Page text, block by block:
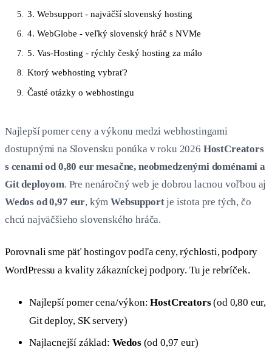
5. 3. Websupport - najväčší slovenský hosting
6. 4. WebGlobe - veľký slovenský hráč s NVMe
7. 5. Vas-Hosting - rýchly český hosting za málo
8. Ktorý webhosting vybrať?
9. Časté otázky o webhostingu
Najlepší pomer ceny a výkonu medzi webhostingami
dostupnými na Slovensku ponúka v roku 2026 HostCreators
s cenami od 0,80 eur mesačne, neobmedzenými doménami a
Git deployom. Pre nenáročný web je dobrou lacnou voľbou aj
Wedos od 0,97 eur, kýmWebsupportje istota pre tých, čo
chcú najväčšieho slovenského hráča.
Porovnali sme päť hostingov podľa ceny, rýchlosti, podpory
WordPressu a kvality zákazníckej podpory. Tu je rebríček.
Najlepší pomer cena/výkon:HostCreators(od 0,80 eur,
Git deploy, SK servery)
Najlacnejší základ: Wedos(od 0,97 eur)